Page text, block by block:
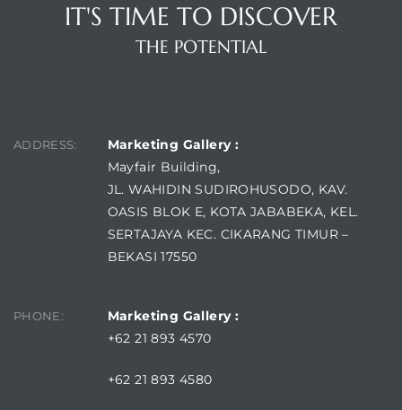
IT'S TIME TO DISCOVER
THE POTENTIAL
ADDRESS:
Marketing Gallery :
Mayfair Building,
JL. WAHIDIN SUDIROHUSODO, KAV.
OASIS BLOK E, KOTA JABABEKA, KEL.
SERTAJAYA KEC. CIKARANG TIMUR –
BEKASI 17550
PHONE:
Marketing Gallery :
+62 21 893 4570
+62 21 893 4580